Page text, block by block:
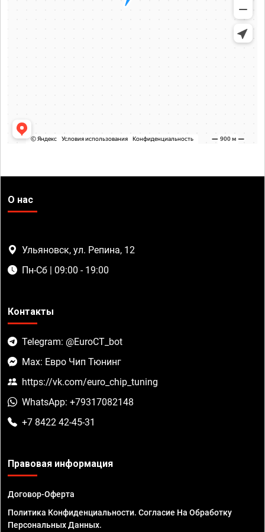
О нас
Ульяновск, ул. Репина, 12
Пн-Сб | 09:00 - 19:00
Контакты
Telegram: @EuroCT_bot
Max: Евро Чип Тюнинг
https://vk.com/euro_chip_tuning
WhatsApp: +79317082148
+7 8422 42-45-31
Правовая информация
Договор-Оферта
Политика Конфиденциальности. Согласие На Обработку
Персональных Данных.